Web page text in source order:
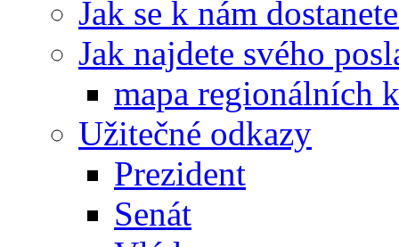
Jak se k nám
Jak najdete svého
mapa regionálních
Užitečné odkazy
Prezident
Senát